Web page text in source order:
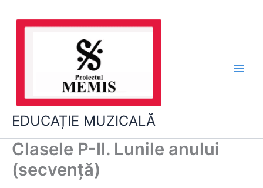
EDUCAȚIE MUZICALĂ
Clasele P-II. Lunile anului
(secvență)